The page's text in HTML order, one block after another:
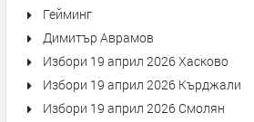
Гейминг
Димитър Аврамов
Избори 19 април 2026 Хасково
Избори 19 април 2026 Кърджали
Избори 19 април 2026 Смолян